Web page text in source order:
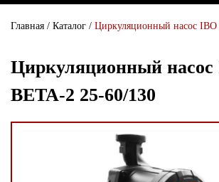
Главная / Каталог / Циркуляционный насос
Циркуляционный насос
BETA-2 25-60/130